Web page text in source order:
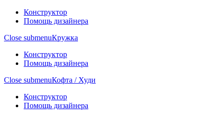
Конструктор
Помощь дизайнера
Close submenuКружка
Конструктор
Помощь дизайнера
Close submenuКофта / Худи
Конструктор
Помощь дизайнера